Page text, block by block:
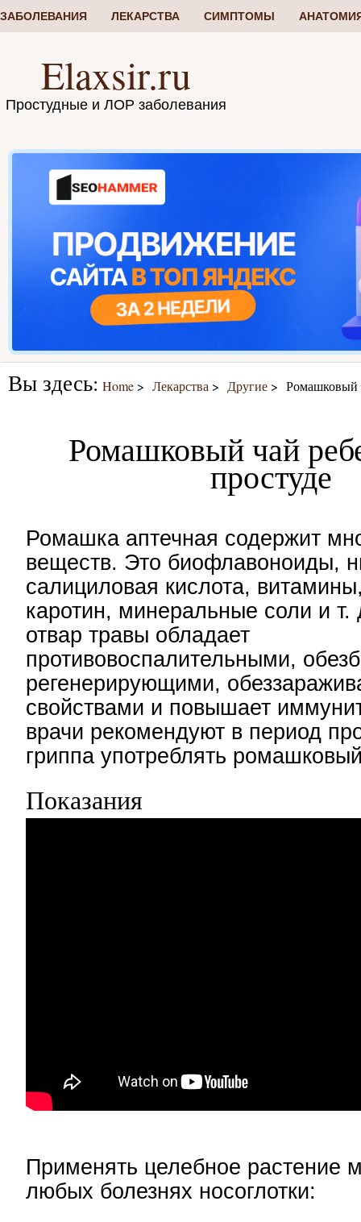
ЗАБОЛЕВАНИЯ ЛЕКАРСТВА СИМПТОМЫ
Elaxsir.ru
Простудные и ЛОР заболевания
Вы здесь: Home Лекарства Другие Ромашковый
Ромашковый чай
простуде
Ромашка аптечная содержит
веществ. Это биофлавоноиды,
салициловая кислота,
каротин, минеральные соли и т.
отвар травы обладает
противовоспалительными,
регенерирующими,
свойствами и повышает
врачи рекомендуют в период
гриппа употреблять
Показания
Применять целебное растение
любых болезнях носоглотки: